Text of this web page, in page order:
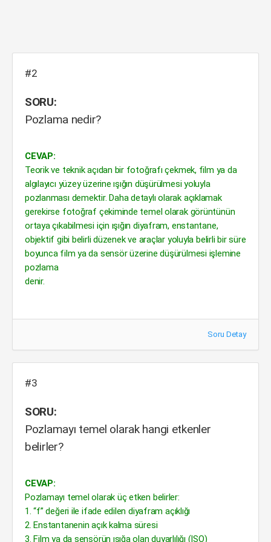
#2
SORU:
Pozlama nedir?
CEVAP:
Teorik ve teknik açıdan bir fotoğrafı çekmek, film ya da
algılayıcı yüzey üzerine ışığın düşürülmesi yoluyla
pozlanması demektir. Daha detaylı olarak açıklamak
gerekirse fotoğraf çekiminde temel olarak görüntünün
ortaya çıkabilmesi için ışığın diyafram, enstantane,
objektif gibi belirli düzenek ve araçlar yoluyla belirli bir süre
boyunca film ya da sensör üzerine düşürülmesi işlemine
pozlama
denir.
Soru Detay
#3
SORU:
Pozlamayı temel olarak hangi etkenler
belirler?
CEVAP:
Pozlamayı temel olarak üç etken belirler:
1. “f” değeri ile ifade edilen diyafram açıklığı
2. Enstantanenin açık kalma süresi
3. Film ya da sensörün ışığa olan duyarlılığı (ISO)